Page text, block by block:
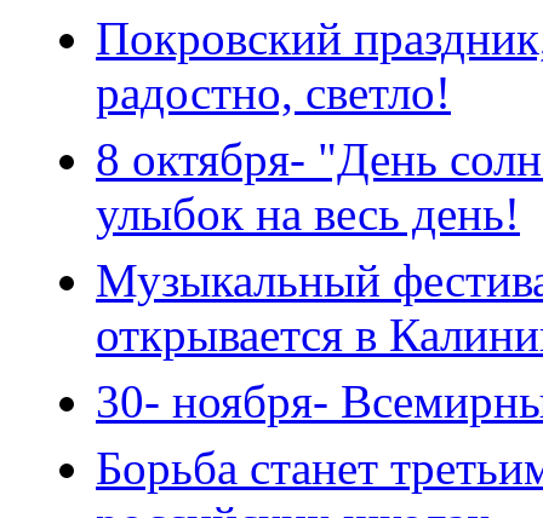
Покровский
радостно, светло!
8 октября- "День
улыбок на весь день!
Музыкальный
открывается в
30- ноября-
Борьба станет